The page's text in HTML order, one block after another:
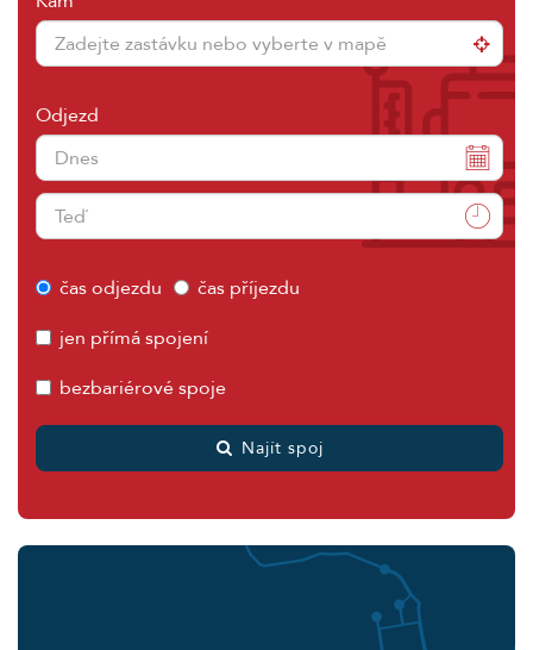
Odjezd
čas odjezdu
čas příjezdu
jen přímá spojení
bezbariérové spoje
Najít spoj